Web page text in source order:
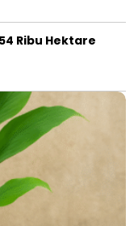
Ribu Hektare